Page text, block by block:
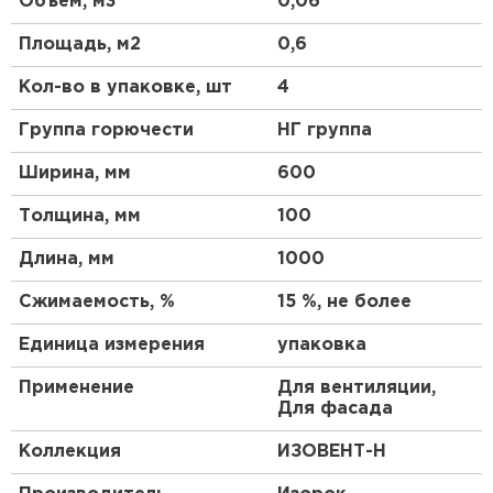
обеспечивают надежную изоляцию.
Особенности
Материал и структура
Изделие изготовлено из базальтовых волокон, что
придает ему высокую прочность и устойчивость к
деформациям. Структура волокон обеспечивает
отличную паропроницаемость, предотвращая
накопление влаги внутри.
Размеры и форма
Плиты имеют удобные габариты, позволяющие
минимизировать отходы при резке. Форма
обеспечивает плотное прилегание к
Преимущества
Площадь, м2 0,6
Кол-во в упаковке, шт 4
Группа горючести НГ группа
Ширина, мм 600
Толщина, мм 100
Длина, мм 1000
Сжимаемость, % 15 %, не более
Единица измерения упаковка
Применение
Для вентиляции,
Для фасада
Коллекция ИЗОВЕНТ-Н
ПЕРЕЙТИ
Утеплитель Теплекс
Утеплитель Изомин
Утеплитель Knauf